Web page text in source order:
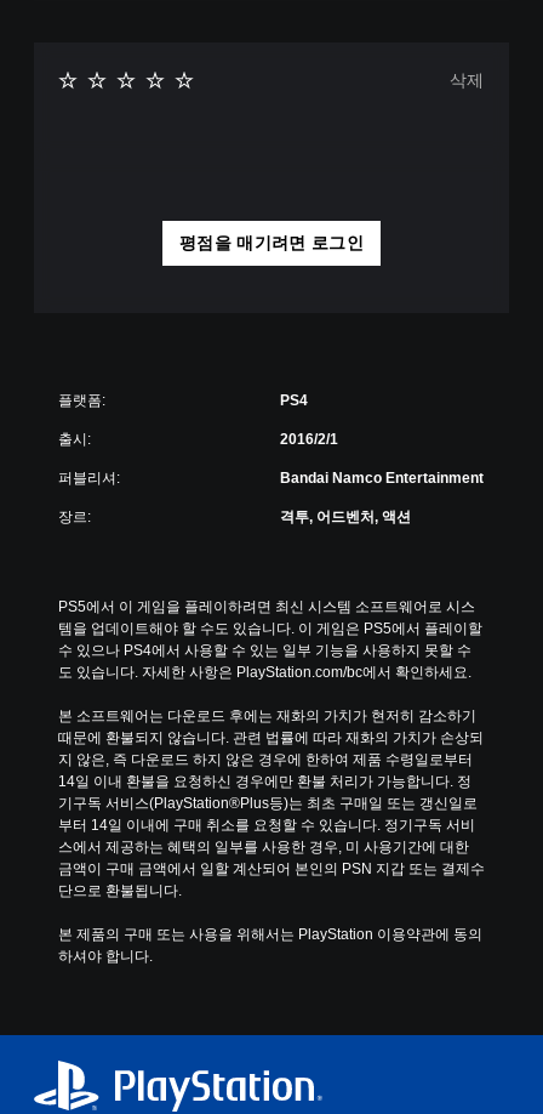
평점을 매기려면 로그인
삭제
플랫폼: PS4
출시: 2016/2/1
퍼블리셔: Bandai Namco Entertainment
장르: 격투, 어드벤처, 액션
PS5에서 이 게임을 플레이하려면 최신 시스템 소프트웨어로 시스
템을 업데이트해야 할 수도 있습니다. 이 게임은 PS5에서 플레이할
수 있으나 PS4에서 사용할 수 있는 일부 기능을 사용하지 못할 수
도 있습니다. 자세한 사항은 PlayStation.com/bc에서 확인하세요.
본 소프트웨어는 다운로드 후에는 재화의 가치가 현저히 감소하기
때문에 환불되지 않습니다. 관련 법률에 따라 재화의 가치가 손상되
지 않은, 즉 다운로드 하지 않은 경우에 한하여 제품 수령일로부터
14일 이내 환불을 요청하신 경우에만 환불 처리가 가능합니다. 정
기구독 서비스(PlayStation®Plus등)는 최초 구매일 또는 갱신일로
부터 14일 이내에 구매 취소를 요청할 수 있습니다. 정기구독 서비
스에서 제공하는 혜택의 일부를 사용한 경우, 미 사용기간에 대한
금액이 구매 금액에서 일할 계산되어 본인의 PSN 지갑 또는 결제수
단으로 환불됩니다.
본 제품의 구매 또는 사용을 위해서는 PlayStation 이용약관에 동의
하셔야 합니다.